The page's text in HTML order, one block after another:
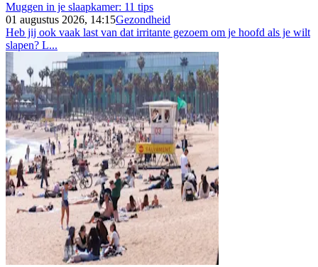
Muggen in je slaapkamer: 11 tips
01 augustus 2026, 14:15Gezondheid
Heb jij ook vaak last van dat irritante gezoem om je hoofd als je wilt
slapen? L...